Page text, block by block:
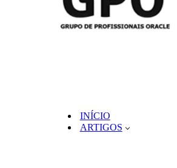
INÍCIO
ARTIGOS